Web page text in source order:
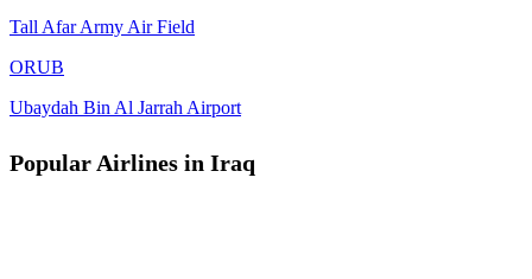
Tall Afar Army Air Field
ORUB
Ubaydah Bin Al Jarrah Airport
Popular Airlines in Iraq